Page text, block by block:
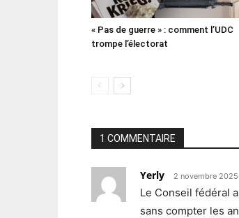
« Pas de guerre » : comment l’UDC
trompe l’électorat
1 COMMENTAIRE
Yerly 2 novembre
Le Conseil fédéral
sans compter les